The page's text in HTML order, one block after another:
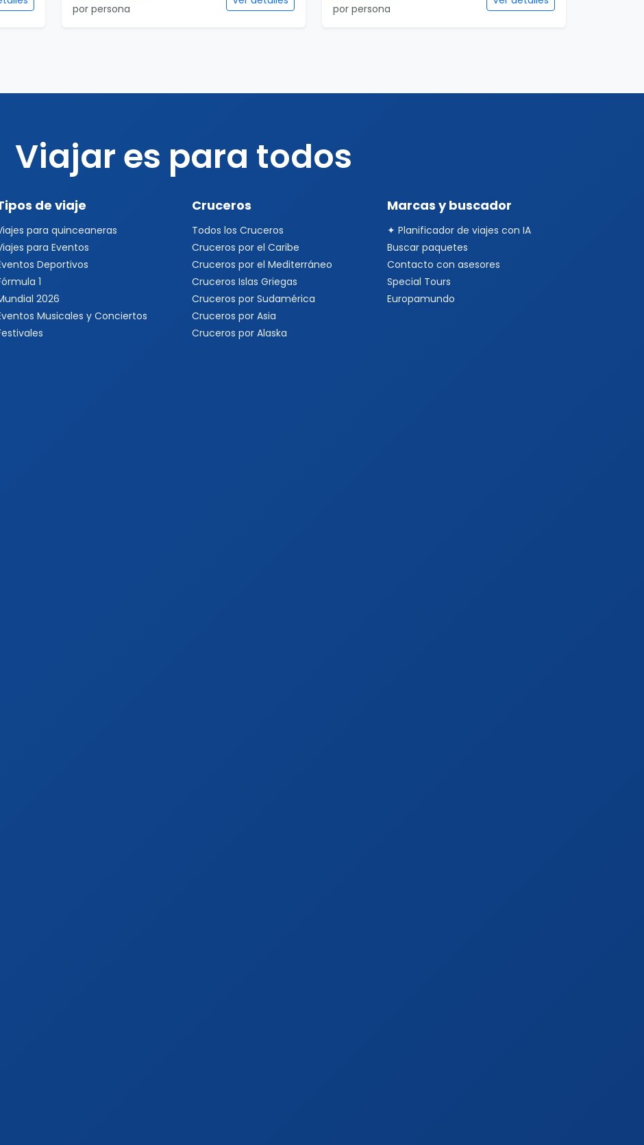
por persona por persona
Viajar es para todos
de viaje
para quinceaneras
para Eventos
Deportivos
1
2026
Musicales y Conciertos
Cruceros
Todos los Cruceros
Cruceros por el Caribe
Cruceros por el Mediterráneo
Cruceros Islas Griegas
Cruceros por Sudamérica
Cruceros por Asia
Cruceros por Alaska
Marcas y buscador
✦ Planificador de viajes con IA
Buscar paquetes
Contacto con asesores
Special Tours
Europamundo